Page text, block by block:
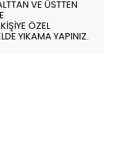
VE ÜSTTEN
ÖZEL
YIKAMA YAPINIZ.